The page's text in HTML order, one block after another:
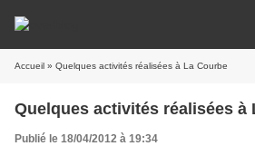
Accueil » Quelques activités réalisées à La Courbe
Quelques activités réalisées à
Publié le 18/04/2012 à 19:34